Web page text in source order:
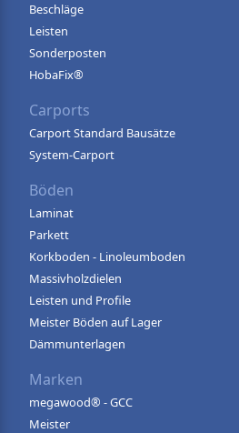
Beschläge
Leisten
Sonderposten
HobaFix®
Carports
Carport Standard Bausätze
System-Carport
Böden
Laminat
Parkett
Korkboden - Linoleumboden
Massivholzdielen
Leisten und Profile
Meister Böden auf Lager
Dämmunterlagen
Marken
megawood® - GCC
Meister